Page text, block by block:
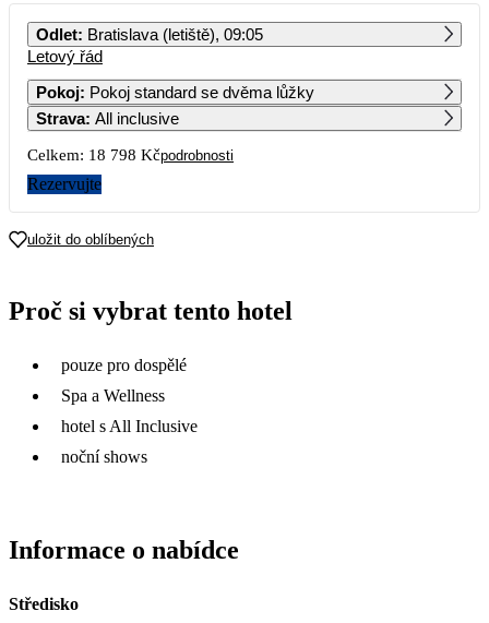
PO ÚT ST ČT PÁ SO NE
10 479
5
19
9 399
Odlet: Bratislava (letiště), 09:05
Letový řád
Pokoj: Pokoj standard se dvěma lůžky
Strava: All inclusive
Celkem: 18 798 Kčpodrobnosti
Rezervujte
uložit do oblíbených
Proč si vybrat tento hotel
pouze pro dospělé
Spa a Wellness
hotel s All Inclusive
noční shows
Informace o nabídce
Středisko